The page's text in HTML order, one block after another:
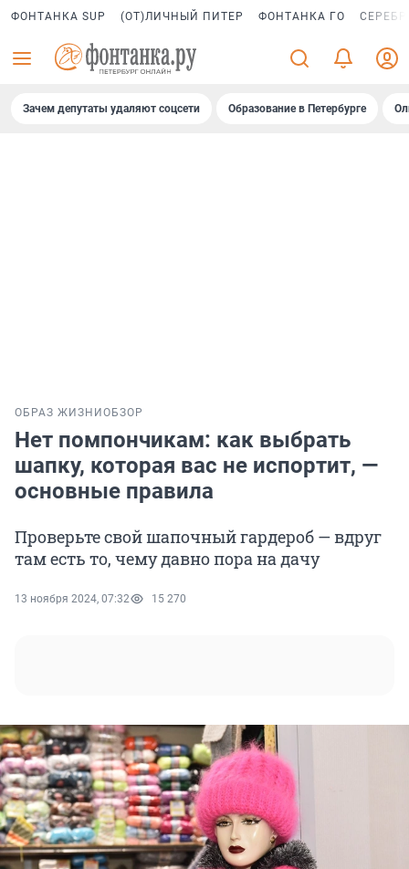
ФОНТАНКА SUP (ОТ)ЛИЧНЫЙ ПИТЕР ФОНТАНКА ГО
Зачем депутаты удаляют соцсети Образование в Петербурге
ОБРАЗ ЖИЗНИ ОБЗОР
Нет помпончикам: как выбрать
шапку, которая вас не испортит, —
основные правила
Проверьте свой шапочный гардероб — вдруг
там есть то, чему давно пора на дачу
13 ноября 2024, 07:32 15 270